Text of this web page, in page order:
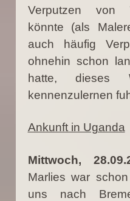
Verputzen von
könnte (als
auch häufig
ohnehin schon
hatte, dieses
kennenzulernen
Ankunft in Uganda
Mittwoch,
Marlies war
uns nach